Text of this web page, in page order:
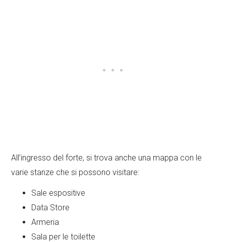
All’ingresso del forte, si trova anche una mappa con le
varie stanze che si possono visitare:
Sale espositive
Data Store
Armeria
Sala per le toilette